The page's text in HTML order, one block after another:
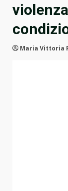
Maria Vittoria